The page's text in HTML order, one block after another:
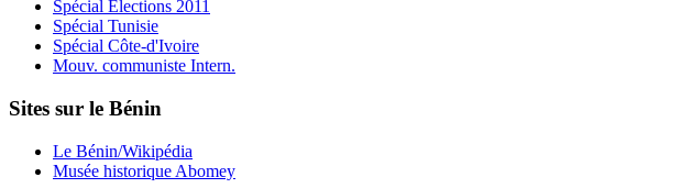
Spécial Elections 2011
Spécial Tunisie
Spécial Côte-d'Ivoire
Mouv. communiste Intern.
Sites sur le Bénin
Le Bénin/Wikipédia
Musée historique Abomey